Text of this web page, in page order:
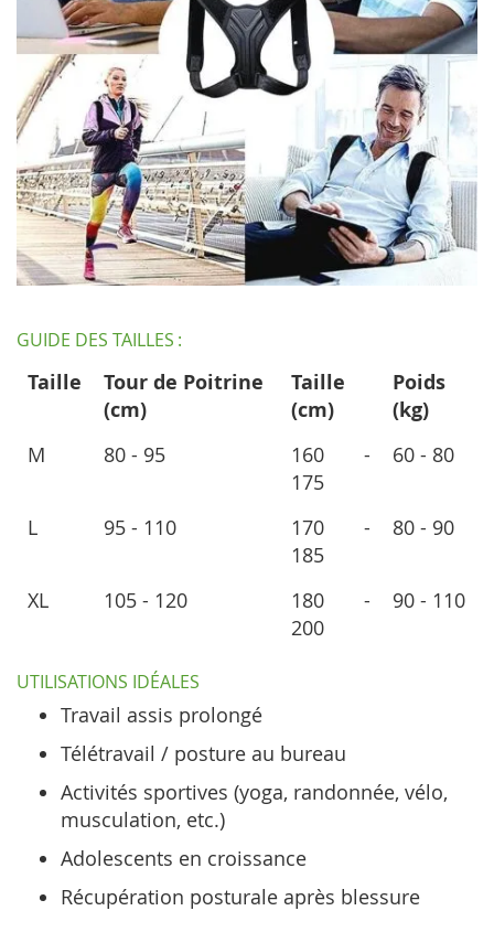
GUIDE DES TAILLES :
Taille
Tour de Poitrine
(cm)
Taille
(cm)
Poids
(kg)
M 80 - 95
160 -
175
60 - 80
L 95 - 110
170 -
185
80 - 90
XL 105 - 120
180 -
200
90 - 110
UTILISATIONS IDÉALES
Travail assis prolongé
Télétravail / posture au bureau
Activités sportives (yoga, randonnée, vélo,
musculation, etc.)
Adolescents en croissance
Récupération posturale après blessure